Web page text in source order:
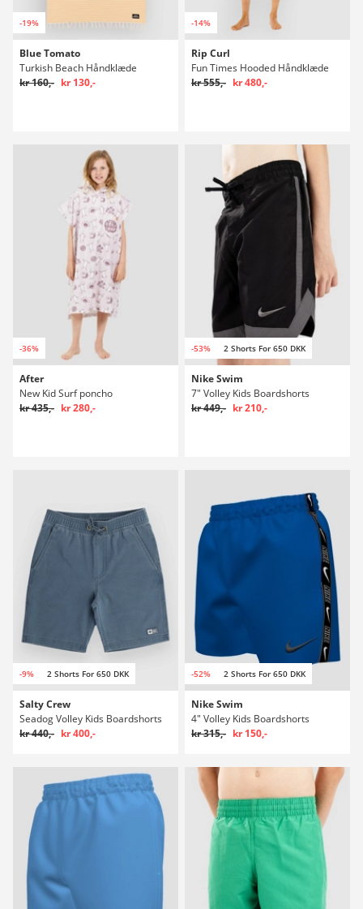
-19%
Blue Tomato
Turkish Beach Håndklæde
kr 160,- kr 130,-
-14%
Rip Curl
Fun Times Hooded Håndklæde
kr 555,- kr 480,-
-36%
After
New Kid Surf poncho
kr 435,- kr 280,-
-53% 2 Shorts For 650 DKK
Nike Swim
7" Volley Kids Boardshorts
kr 449,- kr 210,-
-9% 2 Shorts For 650 DKK
Salty Crew
Seadog Volley Kids Boardshorts
kr 440,- kr 400,-
-52% 2 Shorts For 650 DKK
Nike Swim
4" Volley Kids Boardshorts
kr 315,- kr 150,-